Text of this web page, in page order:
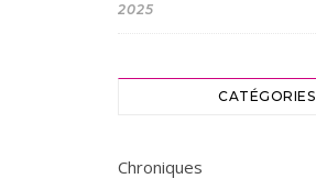
2025
CATÉGORIES
Chroniques